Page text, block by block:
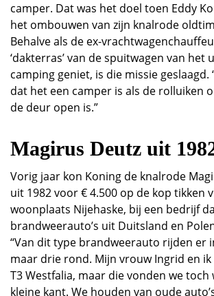
camper. Dat was het doel toen Eddy
het ombouwen van zijn knalrode
Behalve als de ex-
‘dakterras’ van de spuitwagen van het
camping geniet, is die missie geslaagd.
dat het een camper is als de rolluiken
de deur open is.”
Magirus Deutz uit
Vorig jaar kon Koning de knalrode
uit 1982 voor € 4.500 op de kop tikken
woonplaats Nijehaske, bij een bedrijf
brandweerauto’s uit Duitsland en
“Van dit type brandweerauto rijden er
maar drie rond. Mijn vrouw Ingrid en ik
T3 Westfalia, maar die vonden we toch
kleine kant. We houden van oude